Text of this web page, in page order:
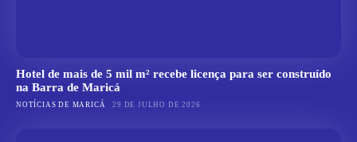
Hotel de mais de 5 mil m² recebe licença para ser construído
na Barra de Maricá
NOTÍCIAS DE MARICÁ 29 DE JULHO DE 2026